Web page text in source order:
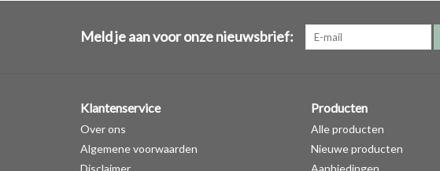
Meld je aan voor onze nieuwsbrief:
Klantenservice
Over ons
Algemene voorwaarden
Disclaimer
Producten
Alle producten
Nieuwe producten
Aanbiedingen